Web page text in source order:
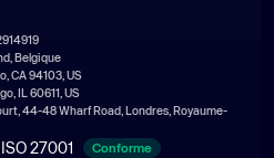
Belgique
CA 94103, US
IL 60611, US
44-48 Wharf Road, Londres, Royaume-
ISO 27001 Conforme